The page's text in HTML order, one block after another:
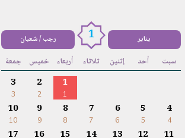
يناير 1 رجب / شعبان
سبت أحد إثنين ثلاثاء أربعاء خميس جمعة
1
1
2
2
3
3
4
4
5
5
6
6
7
7
8
8
9
9
10
10